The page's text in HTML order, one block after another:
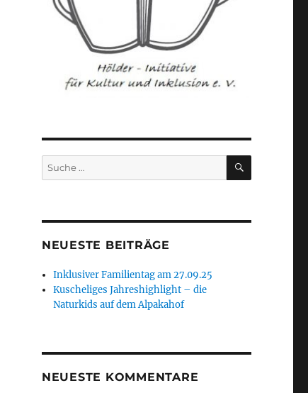
Suche
nach:
SUCHEN
NEUESTE BEITRÄGE
Inklusiver Familientag am 27.09.25
Kuscheliges Jahreshighlight – die
Naturkids auf dem Alpakahof
NEUESTE KOMMENTARE